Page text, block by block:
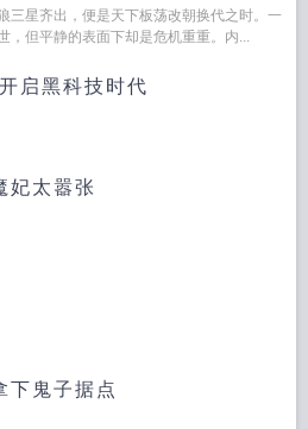
三星齐出，便是天下板荡改朝换代之时。一
，但平静的表面下却是危机重重。内...
启黑科技时代
妃太嚣张
下鬼子据点